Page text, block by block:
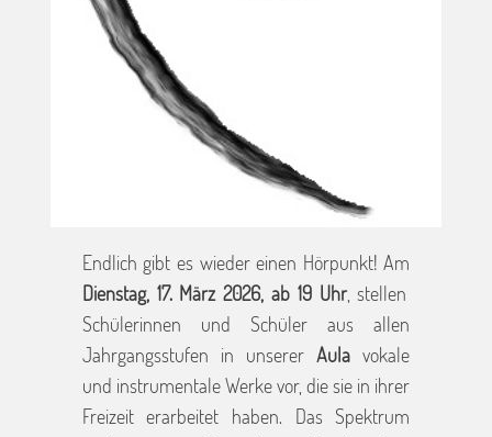
Endlich gibt es wieder einen Hörpunkt! Am
Dienstag, 17. März 2026, ab 19 Uhr, stellen
Schülerinnen und Schüler aus allen
Jahrgangsstufen in unsererAula vokale
und instrumentale Werke vor, die sie in ihrer
Freizeit erarbeitet haben. Das Spektrum